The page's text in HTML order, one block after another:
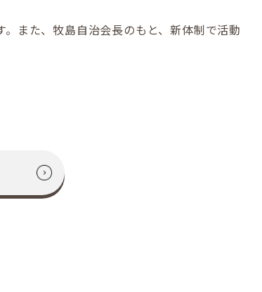
また、牧島自治会長のもと、新体制で活動